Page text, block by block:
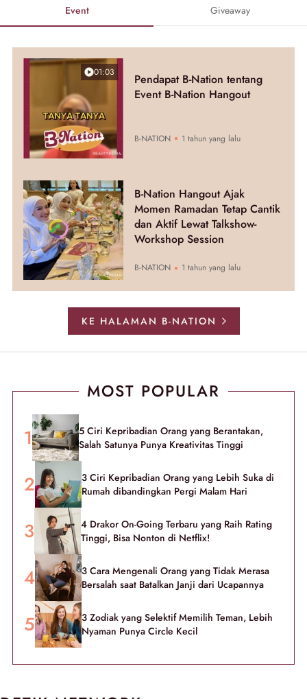
Event Giveaway
01:03
Pendapat B-Nation tentang
Event B-Nation Hangout
B-NATION 1 tahun yang lalu
B-Nation Hangout Ajak
Momen Ramadan Tetap Cantik
dan Aktif Lewat Talkshow-
Workshop Session
B-NATION 1 tahun yang lalu
KE HALAMAN B-NATION
MOST POPULAR
5 Ciri Kepribadian Orang yang Berantakan,
Salah Satunya Punya Kreativitas Tinggi
3 Ciri Kepribadian Orang yang Lebih Suka di
Rumah dibandingkan Pergi Malam Hari
4 Drakor On-Going Terbaru yang Raih Rating
Tinggi, Bisa Nonton di Netflix!
3 Cara Mengenali Orang yang Tidak Merasa
Bersalah saat Batalkan Janji dari Ucapannya
3 Zodiak yang Selektif Memilih Teman, Lebih
Nyaman Punya Circle Kecil